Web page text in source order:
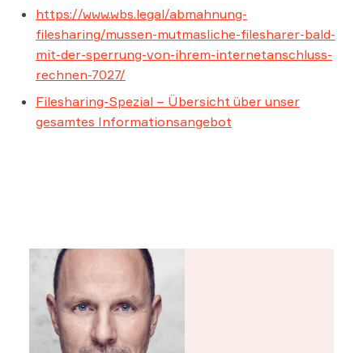
https://www.wbs.legal/abmahnung-
filesharing/mussen-mutmasliche-filesharer-bald-
mit-der-sperrung-von-ihrem-internetanschluss-
rechnen-7027/
Filesharing-Spezial – Übersicht über unser
gesamtes Informationsangebot